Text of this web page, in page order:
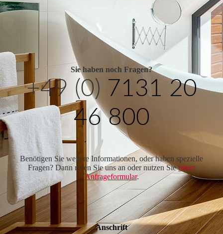
Sie haben noch Fragen?
+49 (0) 7131 20
46 800
Benötigen Sie weitere Informationen, oder haben spezielle
Fragen? Dann rufen Sie uns an oder nutzen Sieunser
Anfrageformular.
Anschrift